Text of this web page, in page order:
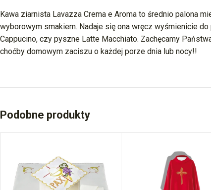
Kawa ziarnista Lavazza Crema e Aroma to średnio palona
wyborowym smakiem. Nadaje się ona wręcz wyśmienicie
Cappucino, czy pyszne Latte Macchiato. Zachęcamy
choćby domowym zaciszu o każdej porze dnia lub nocy!!
Podobne produkty